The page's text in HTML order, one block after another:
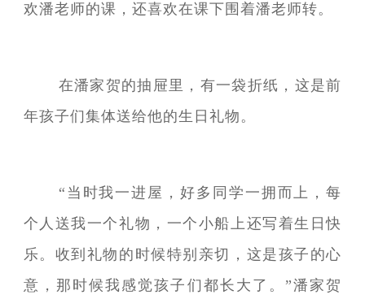
欢潘老师的课，还喜欢在课下围着潘老师转。
在潘家贺的抽屉里，有一袋折纸，这是前
年孩子们集体送给他的生日礼物。
“当时我一进屋，好多同学一拥而上，每
个人送我一个礼物，一个小船上还写着生日快
乐。收到礼物的时候特别亲切，这是孩子的心
意，那时候我感觉孩子们都长大了。”潘家贺